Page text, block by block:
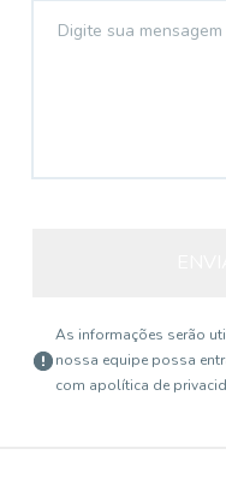
As informações serão
nossa equipe possa
com apolítica de